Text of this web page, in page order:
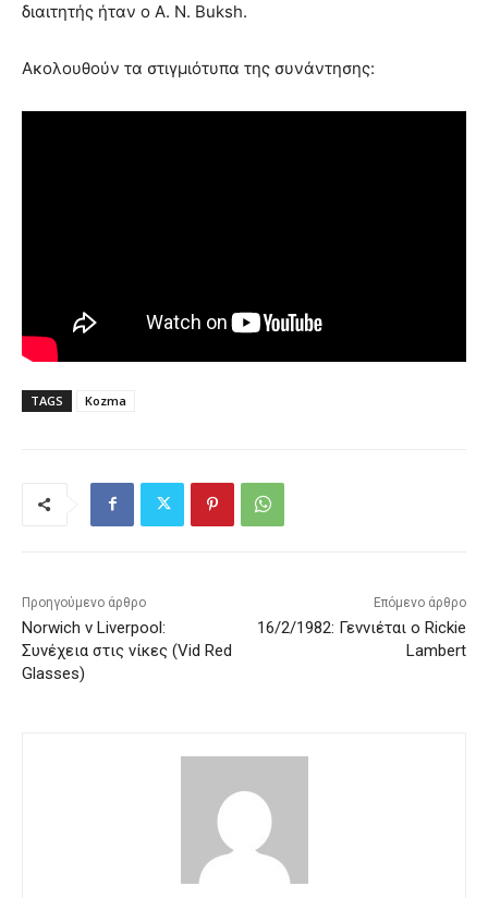
διαιτητής ήταν ο A. N. Buksh.
Ακολουθούν τα στιγμιότυπα της συνάντησης:
TAGS Kozma
Προηγούμενο άρθρο
Norwich v Liverpool:
Συνέχεια στις νίκες (Vid Red
Glasses)
Επόμενο άρθρο
16/2/1982: Γεννιέται ο Rickie
Lambert